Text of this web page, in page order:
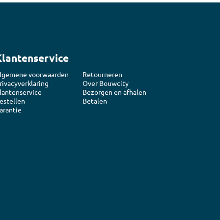
voorwaarden
Retourneren
Over Bouwcity
Bezorgen en afhalen
Betalen